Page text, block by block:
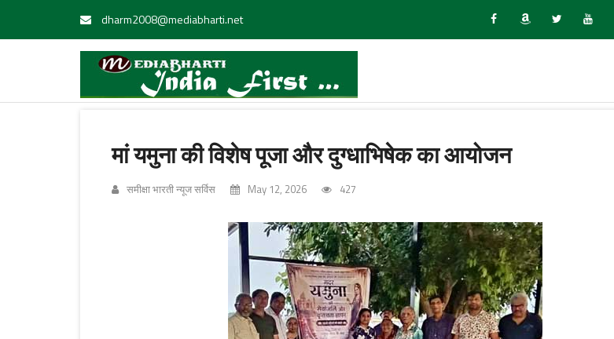
dharm2008@mediabharti.net
मां यमुना की विशेष पूजा और दुग्धाभिषेक का आयोजन
समीक्षा भारती न्यूज सर्विस May 12, 2026 427